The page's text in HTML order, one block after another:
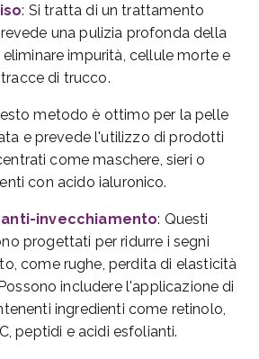
: Si tratta di un trattamento
una pulizia profonda della
impurità, cellule morte e
tracce di trucco.
metodo è ottimo per la pelle
e prevede l'utilizzo di prodotti
come maschere, sieri o
con acido ialuronico.
invecchiamento: Questi
progettati per ridurre i segni
come rughe, perdita di elasticità
includere l'applicazione di
ingredienti come retinolo,
peptidi e acidi esfolianti.